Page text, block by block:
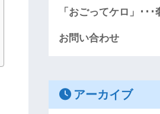
「おごってケロ」･･･
お問い合わせ
アーカイブ